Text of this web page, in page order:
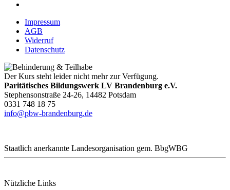
Impressum
AGB
Widerruf
Datenschutz
Der Kurs steht leider nicht mehr zur Verfügung.
Paritätisches Bildungswerk LV Brandenburg e.V.
Stephensonstraße 24-26, 14482 Potsdam
0331 748 18 75
info@pbw-brandenburg.de
Staatlich anerkannte Landesorganisation gem. BbgWBG
Nützliche Links